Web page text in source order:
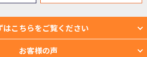
はこちらをご覧ください
お客様の声